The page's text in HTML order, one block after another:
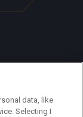
data, like
Selecting I